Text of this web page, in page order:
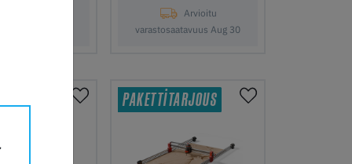
Arvioitu
varastosaatavuus Aug 30
PAKETTITARJOUS